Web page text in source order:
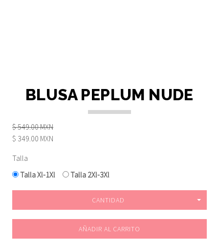
BLUSA PEPLUM NUDE
$ 549.00 MXN
$ 349.00 MXN
Talla
Talla Xl-1Xl
Talla 2Xl-3Xl
CANTIDAD
AÑADIR AL CARRITO